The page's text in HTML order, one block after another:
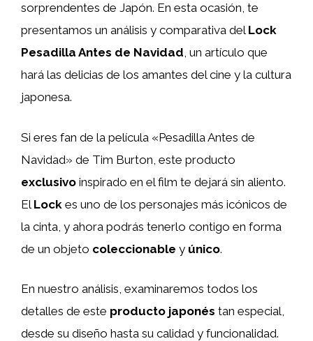
sorprendentes de Japón. En esta ocasión, te
presentamos un análisis y comparativa del Lock
Pesadilla Antes de Navidad, un artículo que
hará las delicias de los amantes del cine y la cultura
japonesa.
Si eres fan de la película «Pesadilla Antes de
Navidad» de Tim Burton, este producto
exclusivo inspirado en el film te dejará sin aliento.
El Lock es uno de los personajes más icónicos de
la cinta, y ahora podrás tenerlo contigo en forma
de un objeto coleccionable y único.
En nuestro análisis, examinaremos todos los
detalles de este producto japonés tan especial,
desde su diseño hasta su calidad y funcionalidad.